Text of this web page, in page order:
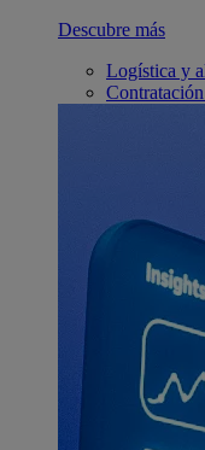
Descubre más
Logística y